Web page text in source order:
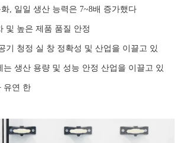
, 일일 생산 능력은 7~8배 증가했다
및 높은 제품 품질 안정
청정 실 창 정확성 및 산업을 이끌고 있
생산 용량 및 성능 안정 산업을 이끌고 있
유연 한